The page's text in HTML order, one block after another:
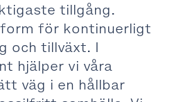
tillgång.
för kontinuerligt
och tillväxt. I
hjälper vi våra
väg i en hållbar